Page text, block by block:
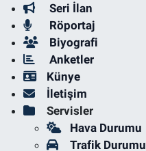
Seri İlan
Röportaj
Biyografi
Anketler
Künye
İletişim
Servisler
Hava Durumu
Trafik Durumu